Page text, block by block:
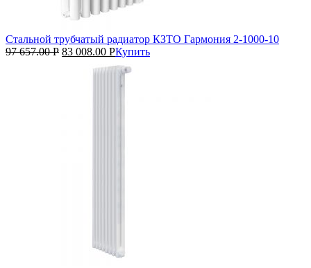
Стальной трубчатый радиатор КЗТО Гармония 2‑1000‑10
97 657.00Р 83 008.00 РКупить